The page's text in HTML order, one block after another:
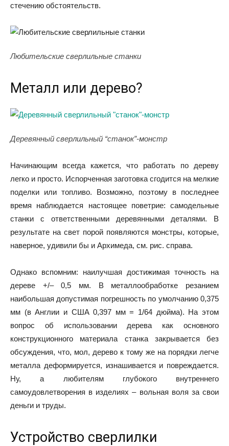
стечению обстоятельств.
Любительские сверлильные станки
Металл или дерево?
Деревянный сверлильный “станок”-монстр
Начинающим всегда кажется, что работать по дереву
легко и просто. Испорченная заготовка сгодится на мелкие
поделки или топливо. Возможно, поэтому в последнее
время наблюдается настоящее поветрие: самодельные
станки с ответственными деревянными деталями. В
результате на свет порой появляются монстры, которые,
наверное, удивили бы и Архимеда, см. рис. справа.
Однако вспомним: наилучшая достижимая точность на
дереве +/– 0,5 мм. В металлообработке резанием
наибольшая допустимая погрешность по умолчанию 0,375
мм (в Англии и США 0,397 мм = 1/64 дюйма). На этом
вопрос об использовании дерева как основного
конструкционного материала станка закрывается без
обсуждения, что, мол, дерево к тому же на порядки легче
металла деформируется, изнашивается и повреждается.
Ну, а любителям глубокого внутреннего
самоудовлетворения в изделиях – вольная воля за свои
деньги и труды.
Устройство сверлилки